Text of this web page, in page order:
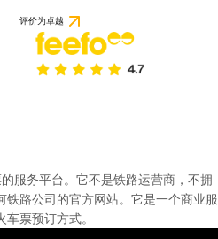
评价为卓越
服务平台。它不是铁路运营商，不拥
铁路公司的官方网站。它是一个商业服
票预订方式。